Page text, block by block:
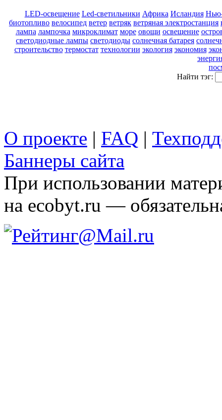
LED-освещение Led-светильники Африка Исландия
биотопливо велосипед ветер ветряк ветряная электростанция
лампа лампочка микроклимат море овощи освещение
светодиодные лампы светодиоды солнечная батарея
строительство термостат технологии экология экономия
Найти тэг:
О проекте | FAQ |
Баннеры сайта
При использовании
на ecobyt.ru —